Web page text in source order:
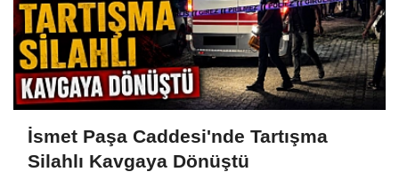
İsmet Paşa Caddesi'nde Tartışma
Silahlı Kavgaya Dönüştü